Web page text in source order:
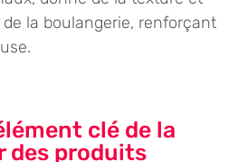
de la boulangerie, renforçant
clé de la
des produits